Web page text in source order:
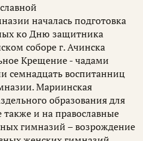
началась подготовка
ко Дню защитника
соборе г. Ачинска
Крещение - чадами
семнадцать воспитанниц
Мариинская
образования для
и на православные
гимназий – возрождение